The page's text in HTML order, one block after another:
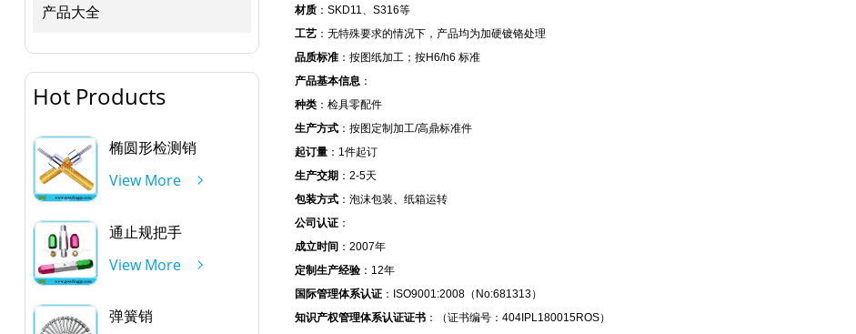
产品大全
Hot Products
椭圆形检测销
View More
通止规把手
View More
弹簧销
材质：SKD11、S316等
工艺：无特殊要求的情况下，产品均为加硬镀铬处理
品质标准：按图纸加工；按H6/h6 标准
产品基本信息：
种类：检具零配件
生产方式：按图定制加工/高鼎标准件
起订量：1件起订
生产交期 ：2-5天
包装方式：泡沫包装、纸箱运转
公司认证：
成立时间 ：2007年
定制生产经验：12年
国际管理体系认证：ISO9001:2008（No:681313）
知识产权管理体系认证证书：（证书编号：404IPL180015ROS）